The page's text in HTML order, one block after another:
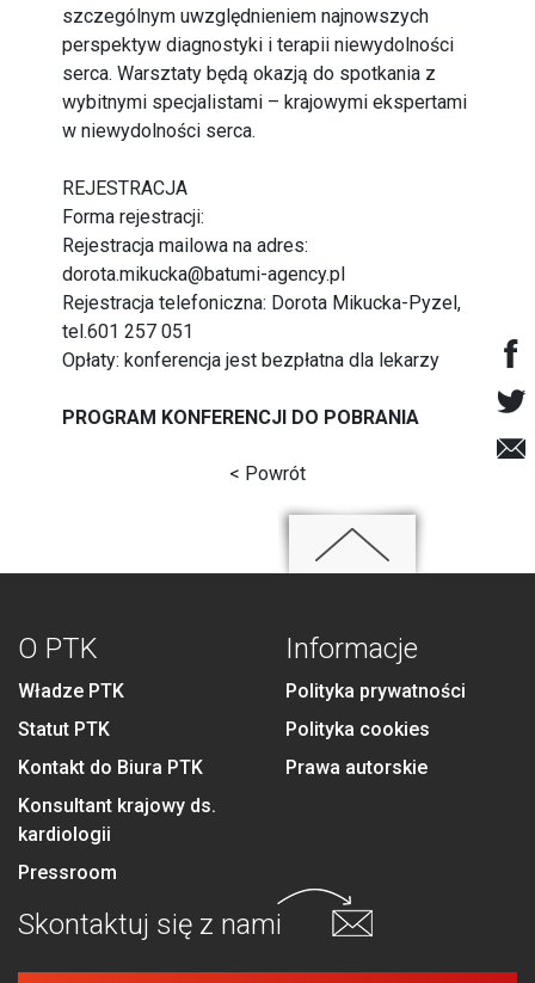
szczególnym uwzględnieniem najnowszych
perspektyw diagnostyki i terapii niewydolności
serca. Warsztaty będą okazją do spotkania z
wybitnymi specjalistami – krajowymi ekspertami
w niewydolności serca.
REJESTRACJA
Forma rejestracji:
Rejestracja mailowa na adres:
dorota.mikucka@batumi-agency.pl
Rejestracja telefoniczna: Dorota Mikucka-Pyzel,
tel.601 257 051
Opłaty: konferencja jest bezpłatna dla lekarzy
PROGRAM KONFERENCJI DO POBRANIA
< Powrót
O PTK
Władze PTK
Statut PTK
Kontakt do Biura PTK
Konsultant krajowy ds.
kardiologii
Pressroom
Informacje
Polityka prywatności
Polityka cookies
Prawa autorskie
Skontaktuj się z nami